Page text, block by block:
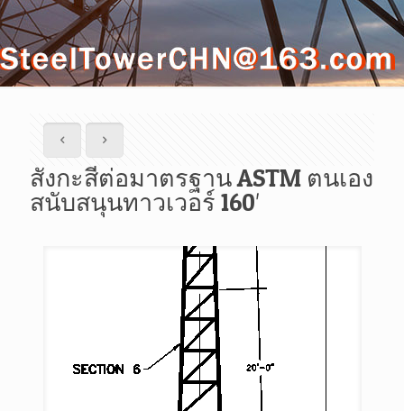
สังกะสีต่อมาตรฐาน ASTM ตนเอง
สนับสนุนทาวเวอร์ 160′